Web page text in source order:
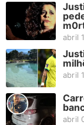
abril
abril
abril